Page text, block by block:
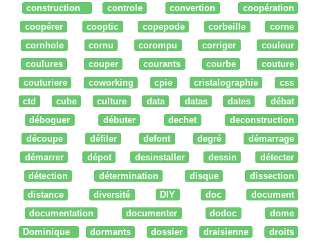
construction
controle convertion
coopération
coopérer
cooptic copepode corbeille
corne
cornhole
cornu corompu corriger
couleur
coulures
couper courants courbe
couture
couturiere
coworking cpie cristalographie
css
ctd
cube culture data datas dates
débat
déboguer
débuter dechet
deconstruction
découpe
défiler defont degré
démarrage
démarrer
dépot desinstaller dessin
détecter
détection
détermination disque
dissection
distance
diversité DIY doc
document
documentation
documenter dodoc
dome
Dominique
dormants dossier draisienne
droits